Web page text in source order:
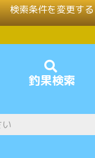
釣果検索
検索条件を変更する